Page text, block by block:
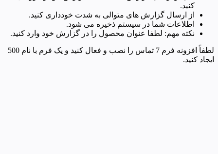
کنید.
از ارسال گزارش های متوالی به شدت خودداری کنید.
اطلاعات شما در سیستم ذخیره می شود.
نکته مهم: لطفا عنوان محصول را در گزارش خود وارد کنید.
لطفاً افزونه فرم 7 تماس را نصب و فعال کنید و یک فرم با نام 500
ایجاد کنید.